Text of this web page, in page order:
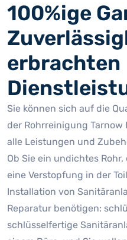
100%ige
erbrachten
Sie können sich auf die
der Rohrreinigung
alle Leistungen und
Ob Sie ein undichtes
eine Verstopfung in der
Installation von
Reparatur benötigen:
schlüsselfertige